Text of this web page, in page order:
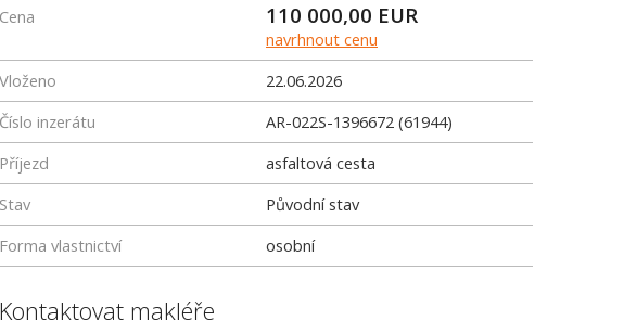
Cena 110 000,00 EUR
navrhnout cenu
Vloženo
22.06.2026
Číslo inzerátu
AR-022S-1396672 (61944)
Příjezd
asfaltová cesta
Stav
Původní stav
Forma vlastnictví
osobní
Kontaktovat makléře